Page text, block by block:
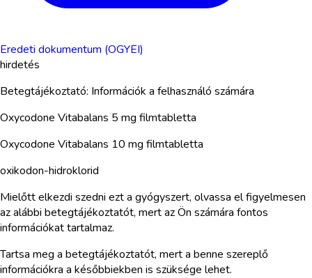
Eredeti dokumentum (OGYEI)
hirdetés
Betegtájékoztató: Információk a felhasználó számára
Oxycodone Vitabalans 5 mg filmtabletta
Oxycodone Vitabalans 10 mg filmtabletta
oxikodon-hidroklorid
Mielőtt elkezdi szedni ezt a gyógyszert, olvassa el figyelmesen
az alábbi betegtájékoztatót, mert az Ön számára fontos
információkat tartalmaz.
Tartsa meg a betegtájékoztatót, mert a benne szereplő
információkra a későbbiekben is szüksége lehet.